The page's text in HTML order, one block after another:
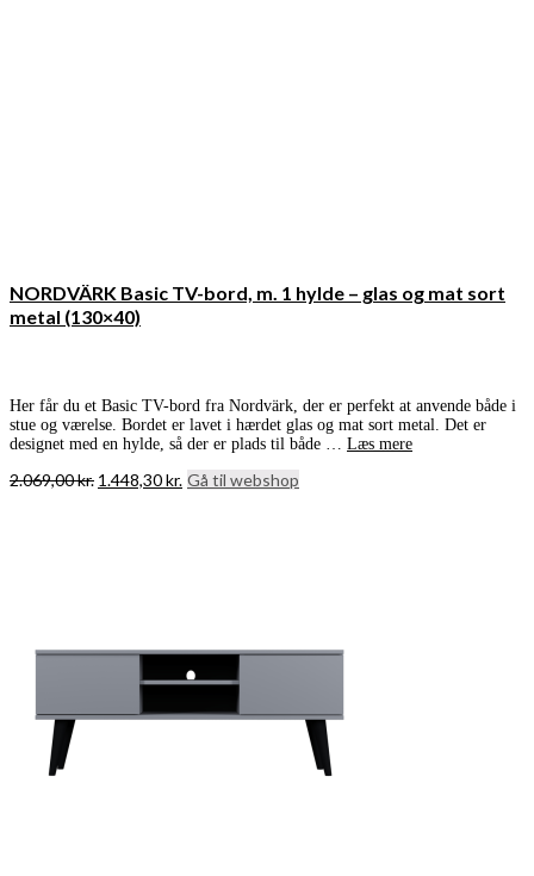
NORDVÄRK Basic TV-bord, m. 1 hylde – glas og mat sort
metal (130×40)
Her får du et Basic TV-bord fra Nordvärk, der er perfekt at anvende både i
stue og værelse. Bordet er lavet i hærdet glas og mat sort metal. Det er
designet med en hylde, så der er plads til både … Læs mere
2.069,00kr. Den
1.448,30kr. Den
Gå til webshop